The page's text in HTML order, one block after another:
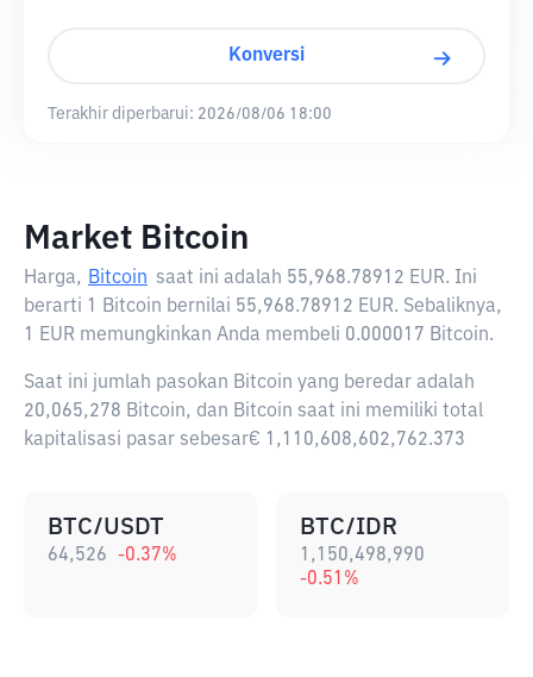
Konversi
Terakhir diperbarui: 2026/08/06 18:00
Market Bitcoin
Harga, Bitcoin saat ini adalah 55,968.78912 EUR. Ini
berarti 1 Bitcoin bernilai 55,968.78912 EUR. Sebaliknya,
1 EUR memungkinkan Anda membeli 0.000017 Bitcoin.
Saat ini jumlah pasokan Bitcoin yang beredar adalah
20,065,278 Bitcoin, dan Bitcoin saat ini memiliki total
kapitalisasi pasar sebesar€ 1,110,608,602,762.373
BTC/USDT
64,526 -0.37%
BTC/IDR
1,150,498,990
-0.51 %